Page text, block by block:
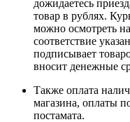
дожидаетесь
товар в рублях.
можно осмотреть
соответствие
подписывает
вносит денежные
Также оплата
магазина, оплаты
постамата.